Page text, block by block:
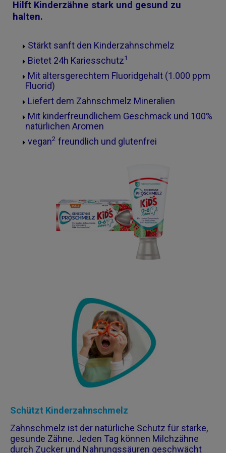
Hilft Kinderzähne stark und gesund zu
halten.
Stärkt sanft den Kinderzahnschmelz
Bietet 24h Kariesschutz1
Mit altersgerechtem Fluoridgehalt (1.000 ppm
Fluorid)
Liefert dem Zahnschmelz Mineralien
Mit kinderfreundlichem Geschmack und 100%
natürlichen Aromen
vegan2 freundlich und glutenfrei
Schützt Kinderzahnschmelz
​Zahnschmelz ist der natürliche Schutz für starke,
gesunde Zähne. Jeden Tag können Milchzähne
durch Zucker und Nahrungssäuren geschwächt